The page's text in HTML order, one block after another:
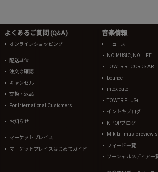
よくあるご質問 (Q&A)
オンラインショッピング
配送単位
注文の確認
キャンセル
交換・返品
For International Customers
お知らせ
マーケットプレイス
マーケットプレイスはじめてガイド
音楽情報
ニュース
NO MUSIC, NO LIFE.
TOWER RECORDS
bounce
intoxicate
TOWER PLUS+
イントキブログ
K-POPブログ
Mikiki - music review
フィード一覧
ソーシャルメディア一